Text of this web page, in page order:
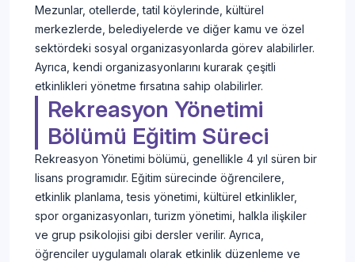
Mezunlar, otellerde, tatil köylerinde, kültürel
merkezlerde, belediyelerde ve diğer kamu ve özel
sektördeki sosyal organizasyonlarda görev alabilirler.
Ayrıca, kendi organizasyonlarını kurarak çeşitli
etkinlikleri yönetme fırsatına sahip olabilirler.
Rekreasyon Yönetimi
Bölümü Eğitim Süreci
Rekreasyon Yönetimi bölümü, genellikle 4 yıl süren bir
lisans programıdır. Eğitim sürecinde öğrencilere,
etkinlik planlama, tesis yönetimi, kültürel etkinlikler,
spor organizasyonları, turizm yönetimi, halkla ilişkiler
ve grup psikolojisi gibi dersler verilir. Ayrıca,
öğrenciler uygulamalı olarak etkinlik düzenleme ve